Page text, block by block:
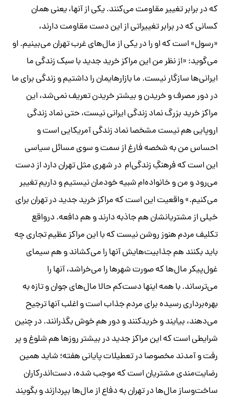
که در برابر تغییر مقاومت می‌کنند. یکی از آنها، یعنی همان
کسانی که در برابر تغییراتی از این دست مقاومت دارند،
«رسول» است که او را در یکی از مال‌های غرب تهران می‌بینیم. او
می‌گوید: «از نظر من این مراکز خرید جدید با سبک زندگی ما
ایرانی‌ها سازگار نیست. ما بازارهایمان را داشتیم و زندگی برای ما
در دور مصرف و خریدن و بیشتر خریدن تعریف نمی‌شد، این
مراکز خرید بزرگ نماد زندگی ایرانی نیست، حتی نماد زندگی
اروپایی هم نیست مشخصا نماد زندگی آمریکایی است و
احساس من به شخصه فارغ از سمت و سوی مسائل سیاسی
این است که فرهنگِ زندگی‌ام در شهری مثل تهران دارد از دست
می‌رود و من و خانواده‌ام شبیه خودمان نیستیم و داریم تغییر
می‌کنیم.» واقعیت این است که مراکز خرید جدید در تهران برای
خیلی از مشتریانشان هم جاذبه دارند و هم دافعه. درواقع
تکلیف مردم هنوز روشن نیست که با این مراکز عظیم تجاری چه
باید بکنند هم جذابیت‌هایش آنها را می‌کشاند و هم سیمای
غول‌پیکر مال‌ها که صورت شهرها را می‌خراشد، آنها را
می‌‎ترساند. با همه اینها دست‌کم حالا مال‌های جوان و تازه به
بهره‌برداری رسیده برای مردم جذاب است و اغلب آنها ترجیح
می‌دهند، بیایند و خریدکنند و دور هم خوش بگذرانند. در چنین
شرایطی است که این مراکز جدید در بیشتر روزها هم شلوغ و پر
رفت و آمدند مخصوصا در تعطیلات پایانی هفته؛ شاید همین
رضایت‌مندی مشتریان است که موجب شده، دست‌اندرکاران
ساخت‌وساز مال‌ها در تهران به دفاع از مال‌ها بپردازند و بگویند